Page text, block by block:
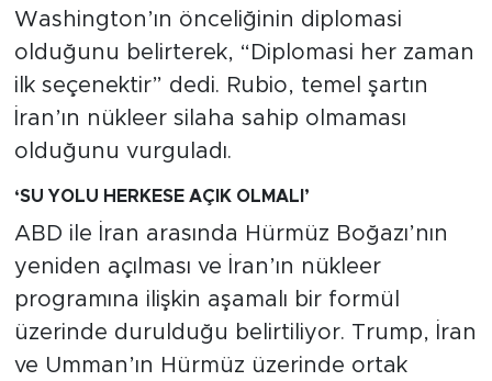
Washington’ın önceliğinin diplomasi
olduğunu belirterek, “Diplomasi her zaman
ilk seçenektir” dedi. Rubio, temel şartın
İran’ın nükleer silaha sahip olmaması
olduğunu vurguladı.
‘SU YOLU HERKESE AÇIK OLMALI’
ABD ile İran arasında Hürmüz Boğazı’nın
yeniden açılması ve İran’ın nükleer
programına ilişkin aşamalı bir formül
üzerinde durulduğu belirtiliyor. Trump, İran
ve Umman’ın Hürmüz üzerinde ortak